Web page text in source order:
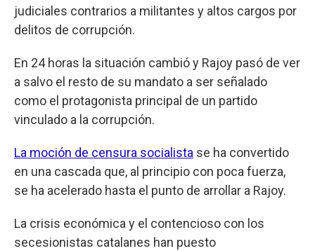
judiciales contrarios a militantes y altos cargos por
delitos de corrupción.
En 24 horas la situación cambió y Rajoy pasó de ver
a salvo el resto de su mandato a ser señalado
como el protagonista principal de un partido
vinculado a la corrupción.
La moción de censura socialista se ha convertido
en una cascada que, al principio con poca fuerza,
se ha acelerado hasta el punto de arrollar a Rajoy.
La crisis económica y el contencioso con los
secesionistas catalanes han puesto